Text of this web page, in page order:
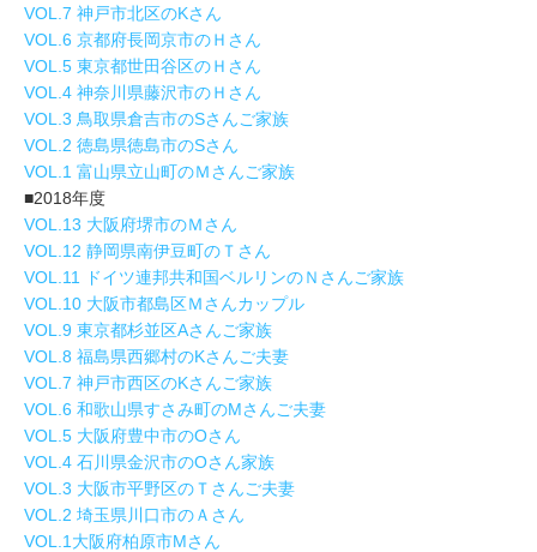
VOL.7 神戸市北区のKさん
VOL.6 京都府長岡京市のＨさん
VOL.5 東京都世田谷区のＨさん
VOL.4 神奈川県藤沢市のＨさん
VOL.3 鳥取県倉吉市のSさんご家族
VOL.2 徳島県徳島市のSさん
VOL.1 富山県立山町のＭさんご家族
■2018年度
VOL.13 大阪府堺市のＭさん
VOL.12 静岡県南伊豆町のＴさん
VOL.11 ドイツ連邦共和国ベルリンのＮさんご家族
VOL.10 大阪市都島区Ｍさんカップル
VOL.9 東京都杉並区Aさんご家族
VOL.8 福島県西郷村のKさんご夫妻
VOL.7 神戸市西区のKさんご家族
VOL.6 和歌山県すさみ町のMさんご夫妻
VOL.5 大阪府豊中市のOさん
VOL.4 石川県金沢市のOさん家族
VOL.3 大阪市平野区のＴさんご夫妻
VOL.2 埼玉県川口市のＡさん
VOL.1大阪府柏原市Mさん